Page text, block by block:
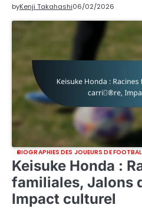
byKenji Takahashi06/02/2026
BIOGRAPHIES DES JOUEURS DE
Keisuke Honda :
familiales, Jalons
Impact culturel